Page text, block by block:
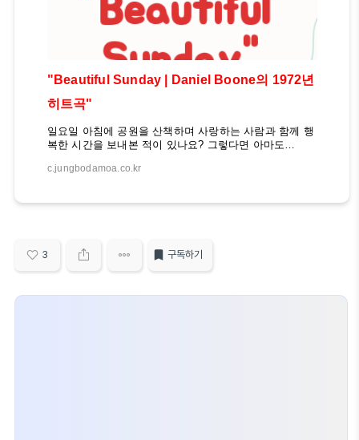
"Beautiful Sunday | Daniel Boone의 1972년
히트곡"
일요일 아침에 공원을 산책하며 사랑하는 사람과 함께 행
복한 시간을 보내본 적이 있나요? 그렇다면 아마도
어보셨을 것입니다. 이 노래는 전 세계적으로 큰 사랑을
"Beautiful Sunday"의 탄생1972년, 영국 가수 Daniel
c.jungbodamoa.co.kr
3 구독하기